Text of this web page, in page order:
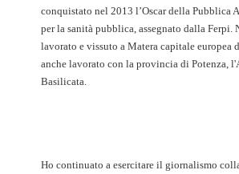
conquistato nel 2013 l’Oscar della Pubblica
per la sanità pubblica, assegnato dalla Ferpi.
lavorato e vissuto a Matera capitale europea
anche lavorato con la provincia di Potenza,
Basilicata.
Ho continuato a esercitare il giornalismo